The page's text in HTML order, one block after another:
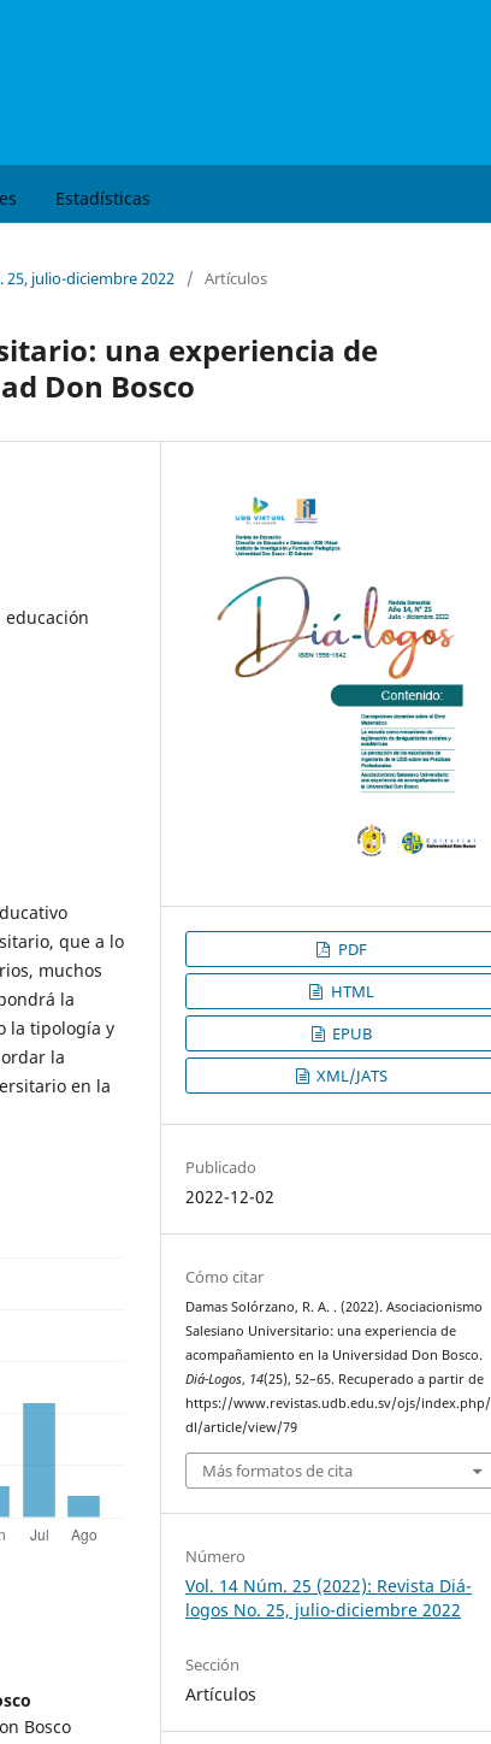
Estadísticas
25, julio-diciembre 2022 / Artículos
una experiencia de
Don Bosco
educación
que a lo
muchos
la
la tipología y
la
en la
Bosco
PDF
HTML
EPUB
XML/JATS
Publicado
2022-12-02
Cómo citar
Damas Solórzano, R. A. . (2022). Asociacionismo
Salesiano Universitario: una experiencia de
acompañamiento en la Universidad Don Bosco.
Diá-Logos, 14(25), 52–65. Recuperado a partir de
https://www.revistas.udb.edu.sv/ojs/index.php/
dl/article/view/79
Más formatos de cita
Número
Vol. 14 Núm. 25 (2022): Revista Diá-
logos No. 25, julio-diciembre 2022
Sección
Artículos